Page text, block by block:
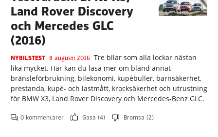
Land Rover Discovery
och Mercedes GLC
(2016)
NYBILSTEST 8 augusti 2016 Tre bilar som alla lockar nästan
lika mycket. Här kan du läsa mer om bland annat
bränsleförbrukning, bilekonomi, kupébuller, barnsäkerhet,
prestanda, kupé- och lastmått, krocksäkerhet och utrustning
för BMW X3, Land Rover Discovery och Mercedes-Benz GLC.
0 kommentarer Gasa (4) Bromsa (2)